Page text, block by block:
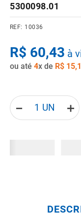
5300098.01
10036
R$ 60,43 à
ou até 4x de R$ 15,
＋
－
5º gabinete
8º pisos